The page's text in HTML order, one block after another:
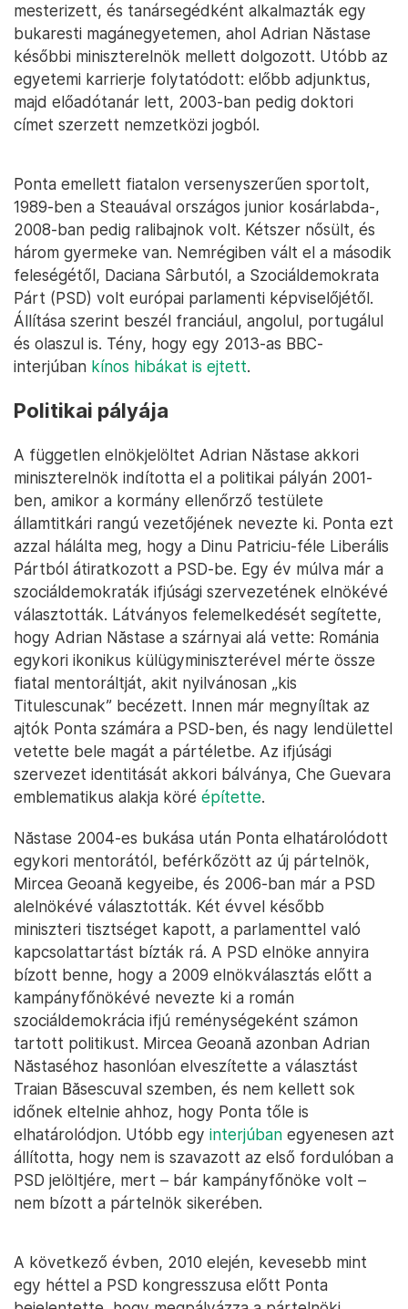
mesterizett, és tanársegédként alkalmazták egy
bukaresti magánegyetemen, ahol Adrian Năstase
későbbi miniszterelnök mellett dolgozott. Utóbb az
egyetemi karrierje folytatódott: előbb adjunktus,
majd előadótanár lett, 2003-ban pedig doktori
címet szerzett nemzetközi jogból.
Ponta emellett fiatalon versenyszerűen sportolt,
1989-ben a Steauával országos junior kosárlabda-,
2008-ban pedig ralibajnok volt. Kétszer nősült, és
három gyermeke van. Nemrégiben vált el a második
feleségétől, Daciana Sârbutól, a Szociáldemokrata
Párt (PSD) volt európai parlamenti képviselőjétől.
Állítása szerint beszél franciául, angolul, portugálul
és olaszul is. Tény, hogy egy 2013-as BBC-
interjúban kínos hibákat is ejtett.
Politikai pályája
A független elnökjelöltet Adrian Năstase akkori
miniszterelnök indította el a politikai pályán 2001-
ben, amikor a kormány ellenőrző testülete
államtitkári rangú vezetőjének nevezte ki. Ponta ezt
azzal hálálta meg, hogy a Dinu Patriciu-féle Liberális
Pártból átiratkozott a PSD-be. Egy év múlva már a
szociáldemokraták ifjúsági szervezetének elnökévé
választották. Látványos felemelkedését segítette,
hogy Adrian Năstase a szárnyai alá vette: Románia
egykori ikonikus külügyminiszterével mérte össze
fiatal mentoráltját, akit nyilvánosan „kis
Titulescunak” becézett. Innen már megnyíltak az
ajtók Ponta számára a PSD-ben, és nagy lendülettel
vetette bele magát a pártéletbe. Az ifjúsági
szervezet identitását akkori bálványa, Che Guevara
emblematikus alakja köré építette.
Năstase 2004-es bukása után Ponta elhatárolódott
egykori mentorától, beférkőzött az új pártelnök,
Mircea Geoană kegyeibe, és 2006-ban már a PSD
alelnökévé választották. Két évvel később
miniszteri tisztséget kapott, a parlamenttel való
kapcsolattartást bízták rá. A PSD elnöke annyira
bízott benne, hogy a 2009 elnökválasztás előtt a
kampányfőnökévé nevezte ki a román
szociáldemokrácia ifjú reménységeként számon
tartott politikust. Mircea Geoană azonban Adrian
Năstaséhoz hasonlóan elveszítette a választást
Traian Băsescuval szemben, és nem kellett sok
időnek eltelnie ahhoz, hogy Ponta tőle is
elhatárolódjon. Utóbb egy interjúban egyenesen azt
állította, hogy nem is szavazott az első fordulóban a
PSD jelöltjére, mert – bár kampányfőnöke volt –
nem bízott a pártelnök sikerében.
A következő évben, 2010 elején, kevesebb mint
egy héttel a PSD kongresszusa előtt Ponta